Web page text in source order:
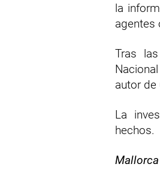
la
agentes
Tras
autor de
La
hechos.